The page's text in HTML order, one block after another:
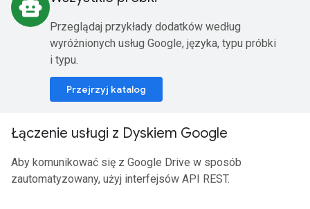
smart_toy
Przeglądaj przykłady dodatków według
wyróżnionych usług Google, języka, typu próbki
i typu.
Przejrzyj katalog
Łączenie usługi z Dyskiem Google
Aby komunikować się z Google Drive w sposób
zautomatyzowany, użyj interfejsów API REST.